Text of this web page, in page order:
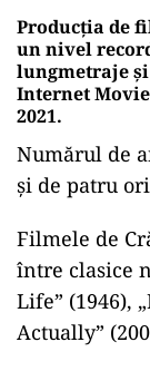
Producţia de
un nivel
lungmetraje
Internet
2021.
Numărul de
şi de patru
Filmele de
între clasice
Life” (1946),
Actually”